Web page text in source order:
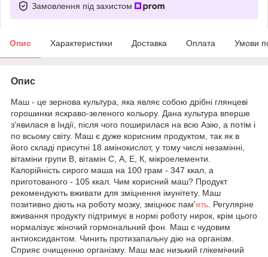
Замовлення під захистом
Опис Характеристики Доставка Оплата Умови
Опис
Маш - це зернова культура, яка являє собою дрібні глянцеві
горошинки яскраво-зеленого кольору. Дана культура вперше
з'явилася в Індії, після чого поширилася на всю Азію, а потім і
по всьому світу. Маш є дуже корисним продуктом, так як в
його складі присутні 18 амінокислот, у тому числі незамінні,
вітаміни групи В, вітамін С, А, Е, К, мікроелементи.
Калорійність сирого маша на 100 грам - 347 ккал, а
приготованого - 105 ккал. Чим корисний маш? Продукт
рекомендують вживати для зміцнення імунітету. Маш
позитивно діють на роботу мозку, зміцнює пам'ять . Регулярне
вживання продукту підтримує в нормі роботу нирок, крім цього
нормалізує жіночий гормональний фон. Маш є чудовим
антиоксидантом. Чинить протизапальну дію на організм.
Сприяє очищенню організму. Маш має низький глікемічний